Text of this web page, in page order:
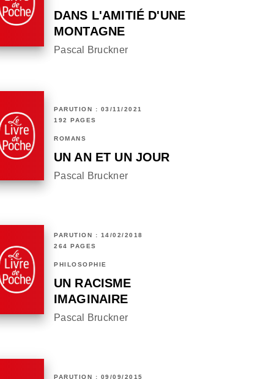
DANS L'AMITIÉ D'UNE
MONTAGNE
Pascal Bruckner
PARUTION : 03/11/2021
192 PAGES
ROMANS
UN AN ET UN JOUR
Pascal Bruckner
PARUTION : 14/02/2018
264 PAGES
PHILOSOPHIE
UN RACISME
IMAGINAIRE
Pascal Bruckner
PARUTION : 09/09/2015